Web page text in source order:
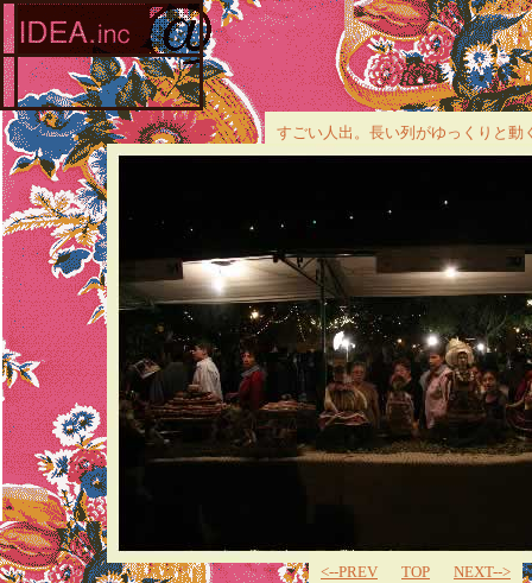
すごい人出。長い列がゆっくりと動
<--PREV TOP NEXT-->